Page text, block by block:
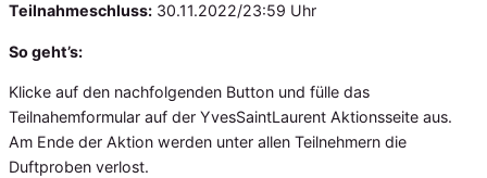
Teilnahmeschluss: 30.11.2022/23:59 Uhr
So geht’s:
Klicke auf den nachfolgenden Button und fülle das
Teilnahemformular auf der YvesSaintLaurent Aktionsseite aus.
Am Ende der Aktion werden unter allen Teilnehmern die
Duftproben verlost.